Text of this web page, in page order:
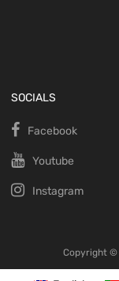
SOCIALS
Facebook
Youtube
Instagram
Copyright ©